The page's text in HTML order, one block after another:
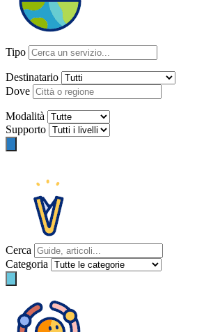
Tipo
Destinatario
Dove
Modalità
Supporto
Cerca
Categoria